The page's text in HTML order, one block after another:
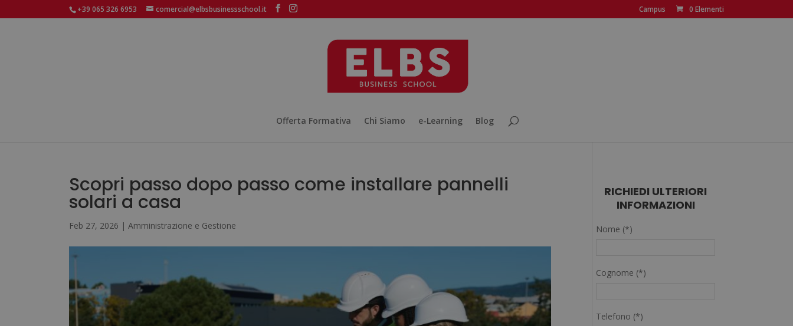
+39 065 326 6953 comercial@elbsbusinessschool.it Campus 0 Elementi
Offerta Formativa Chi Siamo e-Learning Blog
Scopri passo dopo passo come installare pannelli
solari a casa
Feb 27, 2026 | Amministrazione e Gestione
RICHIEDI ULTERIORI
INFORMAZIONI
Nome (*)
Cognome (*)
Telefono (*)